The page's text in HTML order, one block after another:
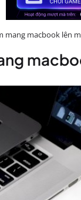
mang macbook lên